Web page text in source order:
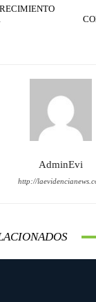
AdminEvi
http://